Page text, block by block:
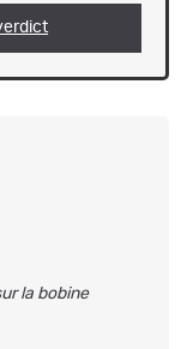
la bobine